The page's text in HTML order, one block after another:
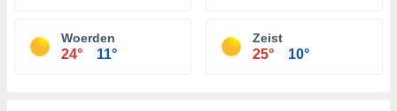
Woerden
24° 11°
Zeist
25° 10°